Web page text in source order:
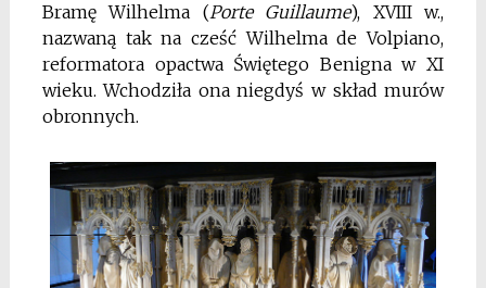
Bramę Wilhelma (Porte Guillaume), XVIII w.,
nazwaną tak na cześć Wilhelma de Volpiano,
reformatora opactwa Świętego Benigna w XI
wieku. Wchodziła ona niegdyś w skład murów
obronnych.